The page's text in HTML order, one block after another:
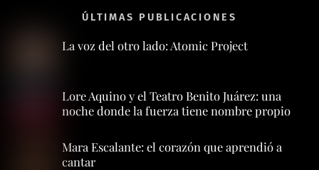
ÚLTIMAS PUBLICACIONES
La voz del otro lado: Atomic Project
Lore Aquino y el Teatro Benito Juárez: una
noche donde la fuerza tiene nombre propio
Mara Escalante: el corazón que aprendió a
cantar